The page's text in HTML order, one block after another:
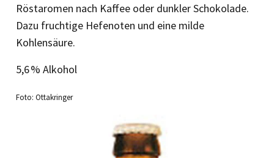
Röstaromen nach Kaffee oder dunkler Schokolade.
Dazu fruchtige Hefenoten und eine milde
Kohlensäure.
5,6 % Alkohol
Foto: Ottakringer